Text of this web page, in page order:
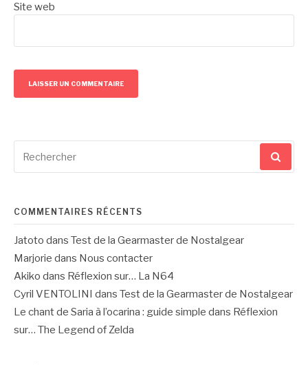
Site web
pour
COMMENTAIRES RÉCENTS
Jatoto dans Test de la Gearmaster de Nostalgear
Marjorie dans Nous contacter
Akiko dans Réflexion sur… La N64
Cyril VENTOLINI
dans Test de la Gearmaster de Nostalgear
Le chant de Saria à l’ocarina : guide simple dans Réflexion
sur… The Legend of Zelda